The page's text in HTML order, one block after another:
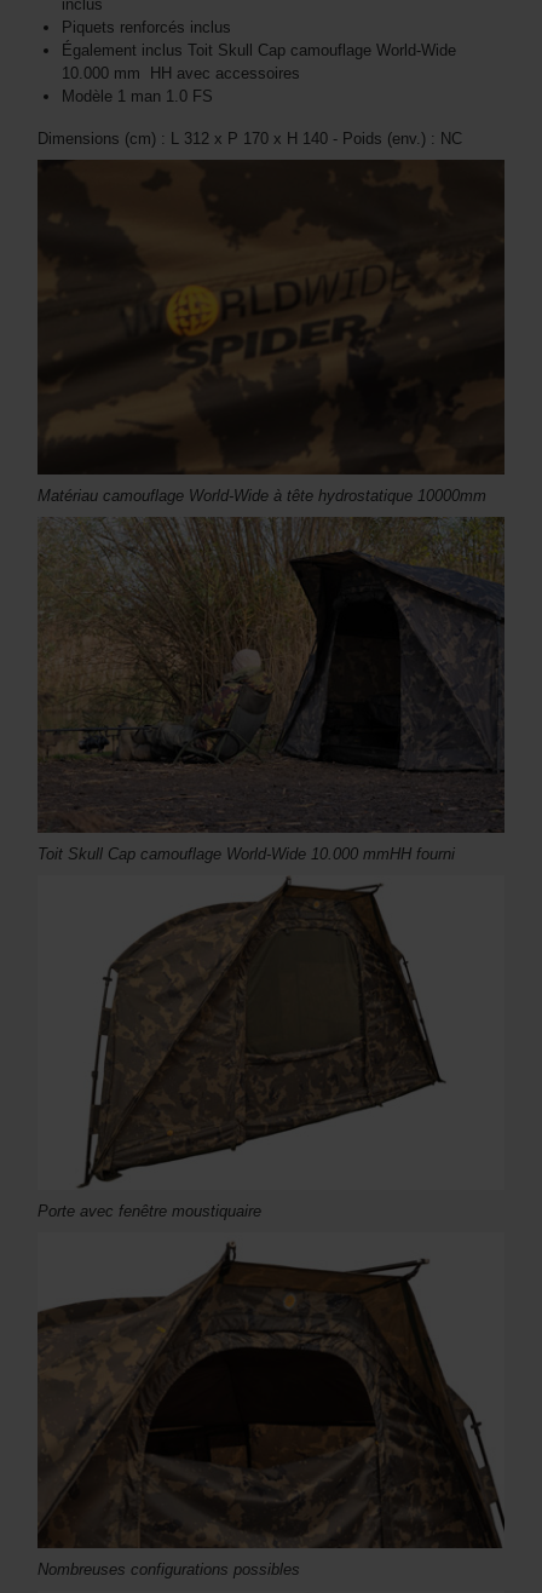
inclus
Piquets renforcés inclus
Également inclus Toit Skull Cap camouflage World-Wide
10.000 mm HH avec accessoires
Modèle 1 man 1.0 FS
Dimensions (cm) : L 312 x P 170 x H 140 - Poids (env.) : NC
Matériau camouflage World-Wide à tête hydrostatique 10000mm
Toit Skull Cap camouflage World-Wide 10.000 mmHH fourni
Porte avec fenêtre moustiquaire
Nombreuses configurations possibles